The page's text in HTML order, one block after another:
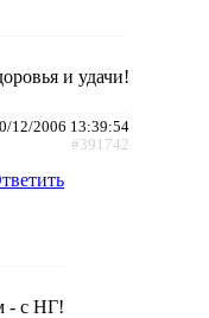
и удачи!
12/2006 13:39:54
#391742
- с НГ!